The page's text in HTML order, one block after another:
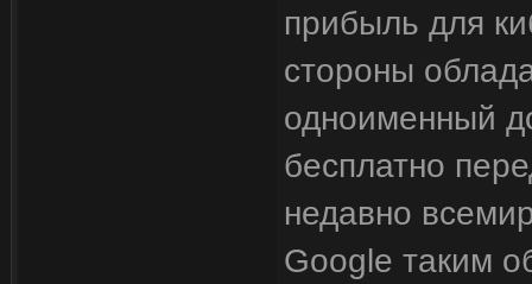
прибыль для
стороны
одноименный
бесплатно
недавно
Google таким